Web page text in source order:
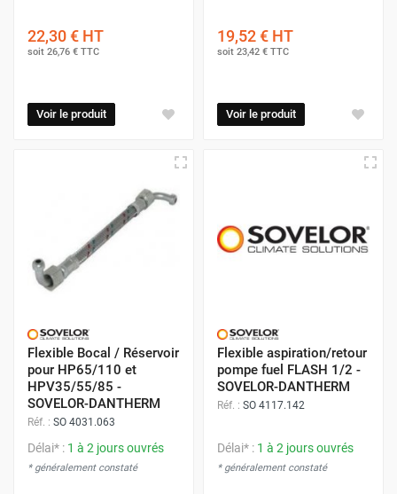
22,30 € HT
soit 26,76 € TTC
Voir le produit
19,52 € HT
soit 23,42 € TTC
Voir le produit
Flexible Bocal / Réservoir
pour HP65/110 et
HPV35/55/85 -
SOVELOR-DANTHERM
Réf. : SO 4031.063
Délai* : 1 à 2 jours ouvrés
* généralement constaté
Flexible aspiration/retour
pompe fuel FLASH 1/2 -
SOVELOR-DANTHERM
Réf. : SO 4117.142
Délai* : 1 à 2 jours ouvrés
* généralement constaté